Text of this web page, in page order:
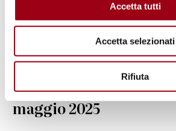
Accetta tutti
Accetta selezionati
Rifiuta
Verso la Marcia
incontro
partecipazione delle
degli studenti
Padova, Centro diritti
maggio 2025